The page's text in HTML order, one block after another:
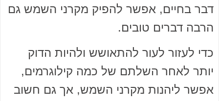
דבר בחיים, אפשר להפיק מקרני השמש גם
הרבה דברים טובים.
כדי לעזור לעור להתאושש ולהיות הדוק
יותר לאחר השלתם של כמה קילוגרמים,
אפשר ליהנות מקרני השמש, אך גם חשוב